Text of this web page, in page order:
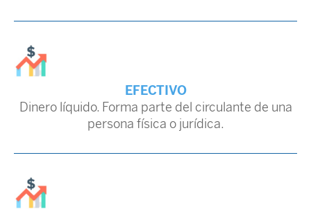
EFECTIVO
Dinero líquido. Forma parte del circulante de una
persona física o jurídica.